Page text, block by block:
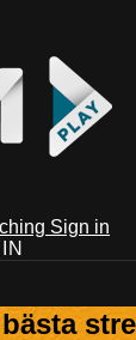
Sign in